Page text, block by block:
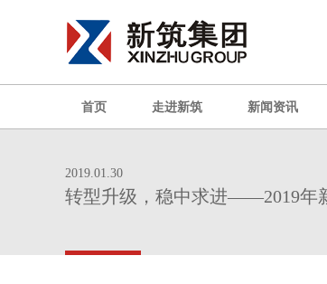
首页 走进新筑 新闻资讯
2019.01.30
转型升级，稳中求进——2019年